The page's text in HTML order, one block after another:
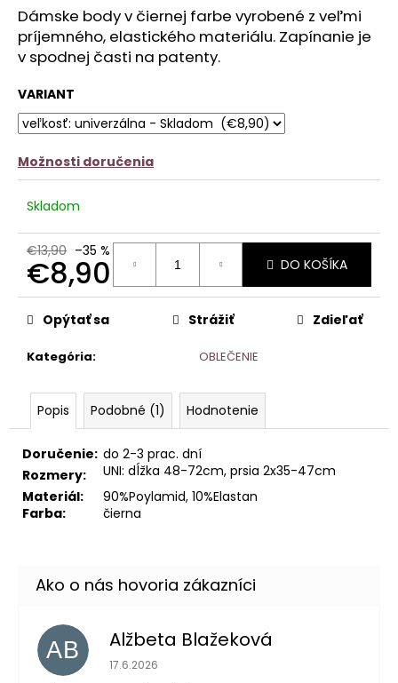
z
5
hviezdičiek.
Dámske body v čiernej farbe vyrobené z veľmi
príjemného, elastického materiálu. Zapínanie je
v spodnej časti na patenty.
VARIANT
Možnosti doručenia
Skladom
€13,90 –35 %
€8,90
Jednotková
cena:
DO KOŠÍKA
Kategória: OBLEČENIE
Opýtať sa Strážiť Zdieľať
Popis Podobné (1) Hodnotenie
Doručenie: do 2-3 prac. dní
Rozmery:
UNI: dĺžka 48-72cm, prsia 2x35-47cm
Materiál:
90%Poylamid, 10%Elastan
Farba:
čierna
AB Alžbeta Blažeková
Hodnotenie obchodu je 5 z 5 hviezdičiek.
17.6.2026
a
m
e
VYŠÍVANÉ
RIFĽOVÉ
ŠATY
OPASKOM
€25,90